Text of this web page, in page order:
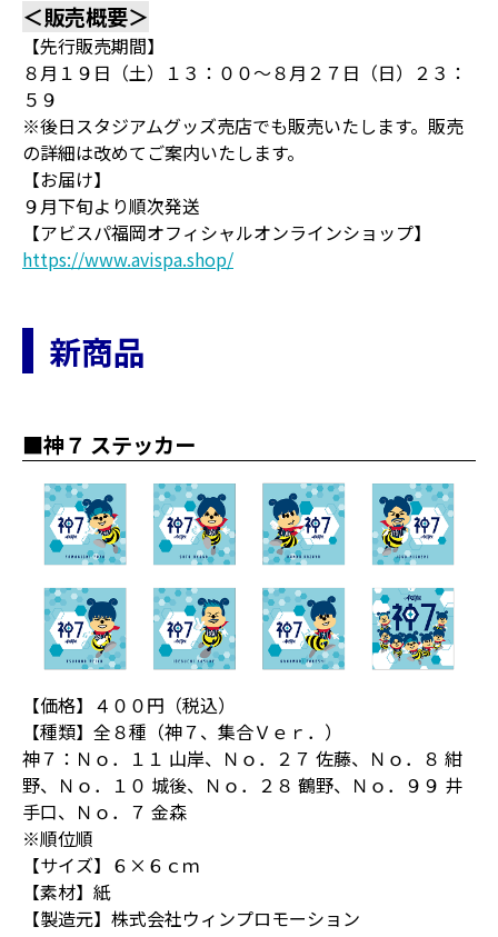
＜販売概要＞
【先行販売期間】
８月１９日（土）１３：００～８月２７日（日）２３：
５９
※後日スタジアムグッズ売店でも販売いたします。販売
の詳細は改めてご案内いたします。
【お届け】
９月下旬より順次発送
【アビスパ福岡オフィシャルオンラインショップ】
https://www.avispa.shop/
新商品
■神７ ステッカー
【価格】４００円（税込）
【種類】全８種（神７、集合Ｖｅｒ．）
神７：Ｎｏ．１１ 山岸、Ｎｏ．２７ 佐藤、Ｎｏ．８ 紺
野、Ｎｏ．１０ 城後、Ｎｏ．２８ 鶴野、Ｎｏ．９９ 井
手口、Ｎｏ．７ 金森
※順位順
【サイズ】６×６ｃｍ
【素材】紙
【製造元】株式会社ウィンプロモーション